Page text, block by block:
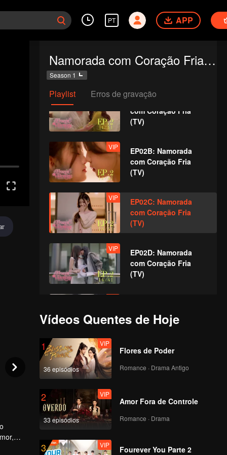
PT APP
Namorada com Coração Fria (TV)
Season 1
Playlist Erros de gravação
com Coração Fria
(TV)
com Coração Fria
VIP
EP02A: Namorada
com Coração Fria
(TV)
VIP
EP02B: Namorada
com Coração Fria
(TV)
VIP
EP02C: Namorada
com Coração Fria
(TV)
VIP
EP02D: Namorada
com Coração Fria
(TV)
com Coração Fria
(TV)
VIP
EP03B: Namorada
com Coração Fria
VIP
EP03C: Namorada
com Coração Fria
VIP
Vídeos Quentes de Hoje
1
36 episódios
VIP
Flores de Poder
Romance · Drama Antigo
2
33 episódios
VIP
Amor Fora de Controle
Romance · Drama
3 VIP
Fourever You Parte 2